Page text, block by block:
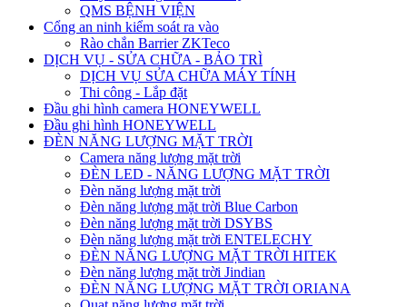
QMS BỆNH VIỆN
Cổng an ninh kiểm soát ra vào
Rào chắn Barrier ZKTeco
DỊCH VỤ - SỬA CHỮA - BẢO TRÌ
DỊCH VỤ SỬA CHỮA MÁY TÍNH
Thi công - Lắp đặt
Đầu ghi hình camera HONEYWELL
Đầu ghi hình HONEYWELL
ĐÈN NĂNG LƯỢNG MẶT TRỜI
Camera năng lượng mặt trời
ĐÈN LED - NĂNG LƯỢNG MẶT TRỜI
Đèn năng lượng mặt trời
Đèn năng lượng mặt trời Blue Carbon
Đèn năng lượng mặt trời DSYBS
Đèn năng lượng mặt trời ENTELECHY
ĐÈN NĂNG LƯỢNG MẶT TRỜI HITEK
Đèn năng lượng mặt trời Jindian
ĐÈN NĂNG LƯỢNG MẶT TRỜI ORIANA